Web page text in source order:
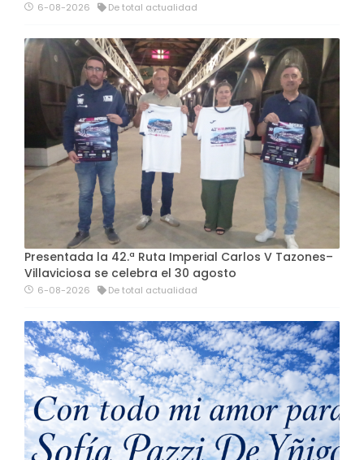
6-08-2026 De total actualidad
Presentada la 42.ª Ruta Imperial Carlos V Tazones–
Villaviciosa se celebra el 30 agosto
6-08-2026 De total actualidad